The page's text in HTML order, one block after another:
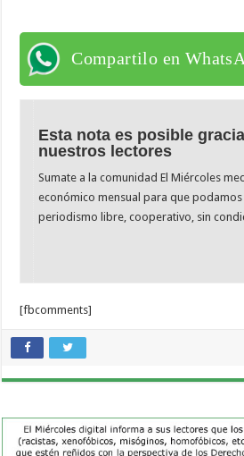
Compartilo en
Esta nota es posible
nuestros lectores
Sumate a la comunidad El Miércoles
económico mensual para que
periodismo libre, cooperativo, sin
[fbcomments]